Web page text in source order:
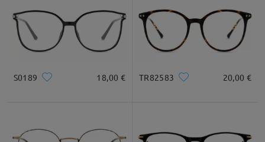
S0189 18,00 € TR82583 20,00 €